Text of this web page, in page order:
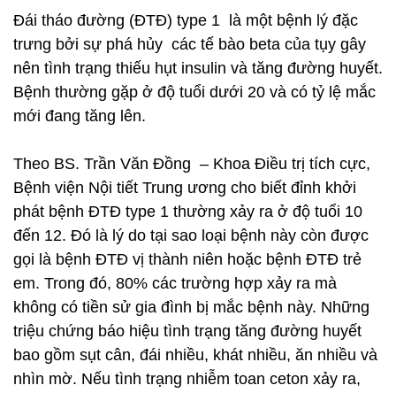
Đái tháo đường (ĐTĐ) type 1 là một bệnh lý đặc
trưng bởi sự phá hủy các tế bào beta của tụy gây
nên tình trạng thiếu hụt insulin và tăng đường huyết.
Bệnh thường gặp ở độ tuổi dưới 20 và có tỷ lệ mắc
mới đang tăng lên.
Theo BS. Trần Văn Đồng – Khoa Điều trị tích cực,
Bệnh viện Nội tiết Trung ương cho biết đỉnh khởi
phát bệnh ĐTĐ type 1 thường xảy ra ở độ tuổi 10
đến 12. Đó là lý do tại sao loại bệnh này còn được
gọi là bệnh ĐTĐ vị thành niên hoặc bệnh ĐTĐ trẻ
em. Trong đó, 80% các trường hợp xảy ra mà
không có tiền sử gia đình bị mắc bệnh này. Những
triệu chứng báo hiệu tình trạng tăng đường huyết
bao gồm sụt cân, đái nhiều, khát nhiều, ăn nhiều và
nhìn mờ. Nếu tình trạng nhiễm toan ceton xảy ra,